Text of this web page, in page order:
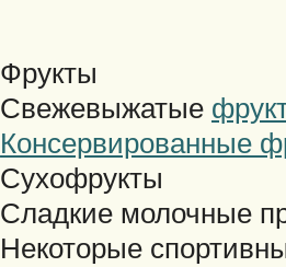
Фрукты
Свежевыжатые
Консервированные
Сухофрукты
Сладкие молочные
Некоторые